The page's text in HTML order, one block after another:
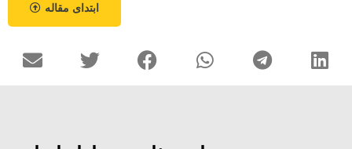
ابتدای مقاله